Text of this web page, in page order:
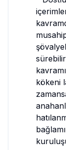
kökeni